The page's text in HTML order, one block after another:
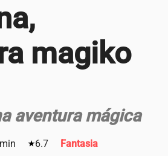
magiko
aventura mágica
6.7 Fantasia